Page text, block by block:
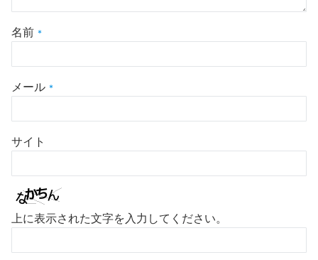
名前 *
メール *
サイト
上に表示された文字を入力してください。